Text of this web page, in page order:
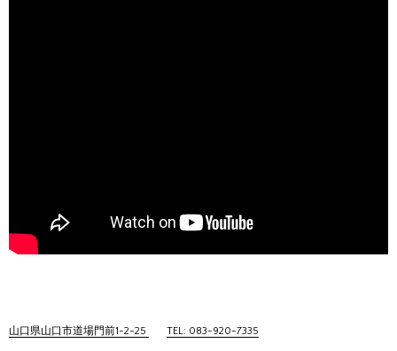
山口県山口市道場門前1-2-25 TEL: 083-920-7335